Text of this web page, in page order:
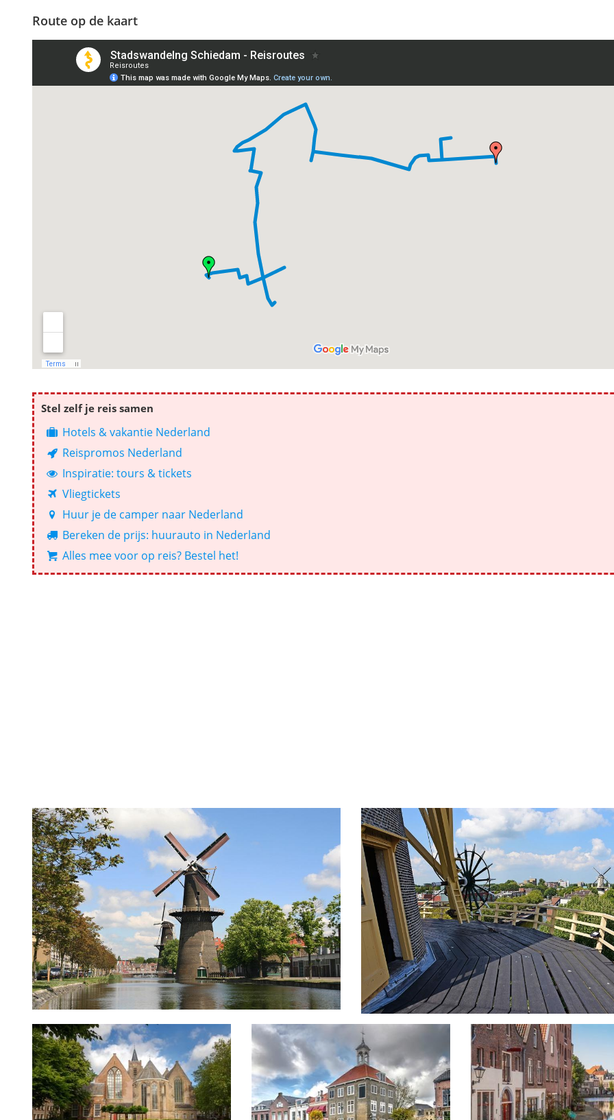
Route op de kaart
Stel zelf je reis samen
Hotels & vakantie Nederland
Reispromos Nederland
Inspiratie: tours & tickets
Vliegtickets
Huur je de camper naar Nederland
Bereken de prijs: huurauto in Nederland
Alles mee voor op reis? Bestel het!